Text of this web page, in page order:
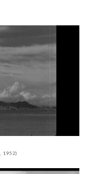
, 1952)